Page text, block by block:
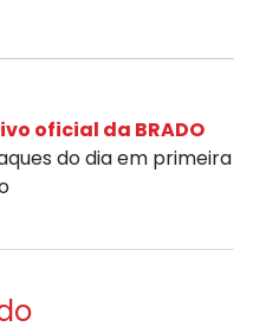
oficial da BRADO
do dia em primeira